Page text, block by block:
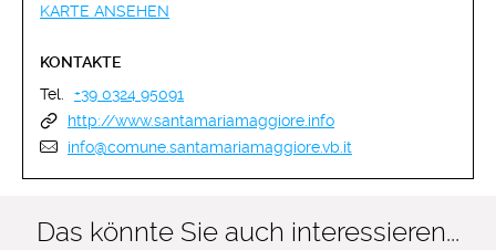
KARTE ANSEHEN
KONTAKTE
Tel.
+39 0324 95091
http://www.santamariamaggiore.info
info@comune.santamariamaggiore.vb.it
Das könnte Sie auch interessieren...